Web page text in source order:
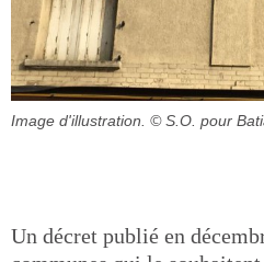
Image d'illustration. © S.O. pour
Un décret publié en